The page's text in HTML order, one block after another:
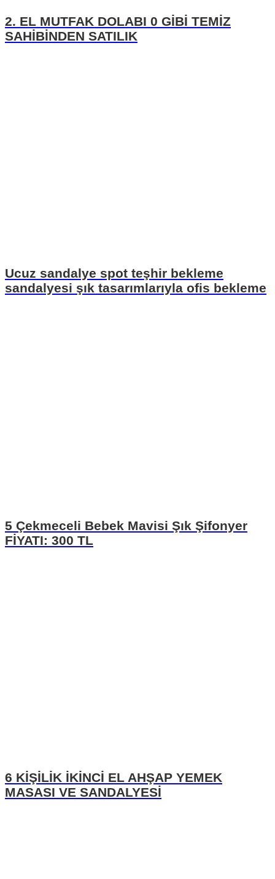
2. EL MUTFAK DOLABI 0 GİBİ TEMİZ
SAHİBİNDEN SATILIK
Ucuz sandalye spot teşhir bekleme
sandalyesi şık tasarımlarıyla ofis bekleme
5 Çekmeceli Bebek Mavisi Şık Şifonyer
FİYATI: 300 TL
6 KİŞİLİK İKİNCİ EL AHŞAP YEMEK
MASASI VE SANDALYESİ